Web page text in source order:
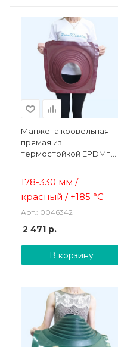
Манжета кровельная
прямая из
термостойкой EPDMп
178-330 мм /
красный / +185 °C
Арт.: 0046342
2 471 р.
В корзину